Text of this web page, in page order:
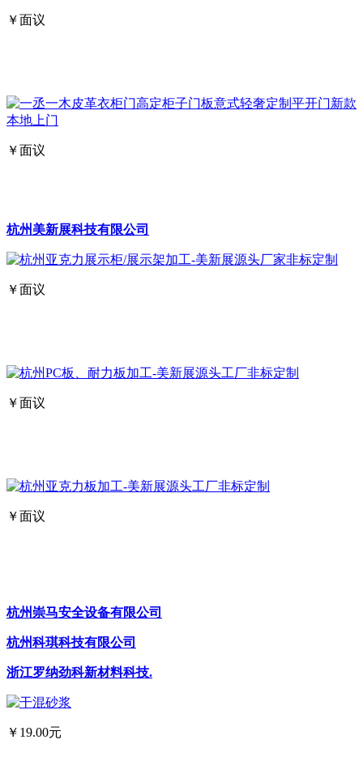
￥面议
￥面议
杭州美新展科技有限公司
￥面议
￥面议
￥面议
杭州崇马安全设备有限公司
杭州科琪科技有限公司
浙江罗纳劲科新材料科技.
￥19.00元